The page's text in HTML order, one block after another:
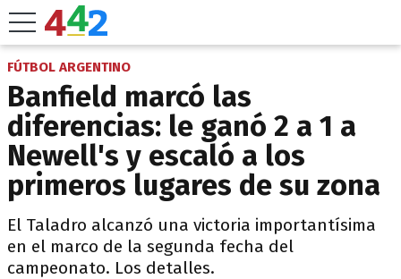
FÚTBOL ARGENTINO
Banfield marcó las
diferencias: le ganó 2 a 1 a
Newell's y escaló a los
primeros lugares de su zona
El Taladro alcanzó una victoria importantísima
en el marco de la segunda fecha del
campeonato. Los detalles.